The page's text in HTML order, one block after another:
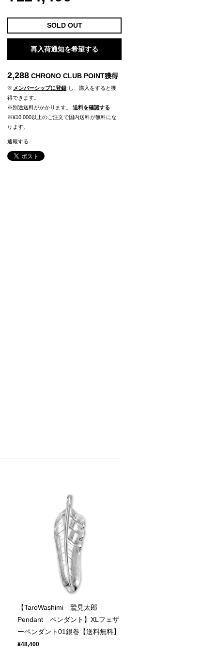
SOLD OUT
再入荷通知を希望する
2,288 CHRONO CLUB POINT獲得
※ メンバーシップに登録 し、購入をすると獲
得できます。
※別途送料がかかります。
送料を確認する
※¥10,000以上のご注文で国内送料が無料にな
ります。
通報する
【TaroWashimi 鷲見太郎
Pendant ペンダント】XLフェザ
ーペンダント01銀巻【送料無料】
¥48,400